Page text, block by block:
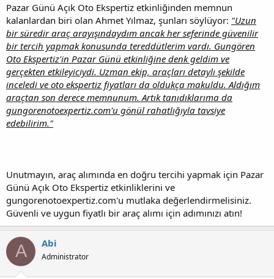
Pazar Günü Açık Oto Ekspertiz etkinliğinden memnun
kalanlardan biri olan Ahmet Yılmaz, şunları söylüyor: "Uzun
bir süredir araç arayışındaydım ancak her seferinde güvenilir
bir tercih yapmak konusunda tereddütlerim vardı. Gungören
Oto Ekspertiz'in Pazar Günü etkinliğine denk geldim ve
gerçekten etkileyiciydi. Uzman ekip, araçları detaylı şekilde
inceledi ve oto ekspertiz fiyatları da oldukça makuldu. Aldığım
araçtan son derece memnunum. Artık tanıdıklarıma da
gungorenotoexpertiz.com'u gönül rahatlığıyla tavsiye
edebilirim."
Unutmayın, araç alımında en doğru tercihi yapmak için Pazar
Günü Açık Oto Ekspertiz etkinliklerini ve
gungorenotoexpertiz.com'u mutlaka değerlendirmelisiniz.
Güvenli ve uygun fiyatlı bir araç alımı için adımınızı atın!
A Abi
Administrator